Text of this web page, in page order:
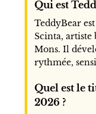
Qui est
TeddyBear
Scinta, artiste
Mons. Il
rythmée,
Quel est le
2026 ?